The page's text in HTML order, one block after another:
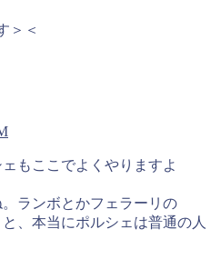
＞＜
もここでよくやりますよ
ランボとかフェラーリの
、本当にポルシェは普通の人